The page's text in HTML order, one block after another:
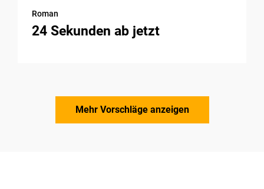
Roman
24 Sekunden ab jetzt
Mehr Vorschläge anzeigen